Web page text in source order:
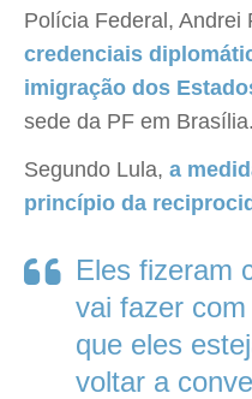
Polícia Federal, Andrei
credenciais
imigração dos
sede da PF em Brasília.
Segundo Lula, a
princípio da
Eles fizeram
vai fazer
que eles
voltar a